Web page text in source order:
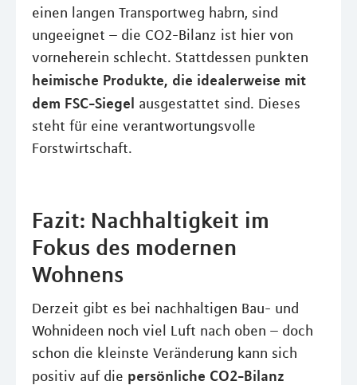
einen langen Transportweg habrn, sind
ungeeignet – die CO2-Bilanz ist hier von
vorneherein schlecht. Stattdessen punkten
heimische Produkte, die idealerweise mit
dem FSC-Siegel ausgestattet sind. Dieses
steht für eine verantwortungsvolle
Forstwirtschaft.
Fazit: Nachhaltigkeit im
Fokus des modernen
Wohnens
Derzeit gibt es bei nachhaltigen Bau- und
Wohnideen noch viel Luft nach oben – doch
schon die kleinste Veränderung kann sich
positiv auf die persönliche CO2-Bilanz